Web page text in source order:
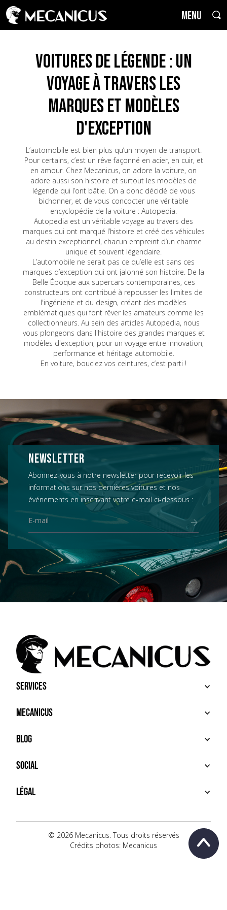
MENU
Voitures de Légende : un
voyage à travers les
marques et modèles
d'exception
L’automobile est bien plus qu’un moyen de transport.
Pour certains, c’est un rêve façonné en acier, en cuir, et
en amour. Chez Mecanicus, on adore la voiture, on
adore aussi son histoire et surtout les modèles de
légende qui l’ont bâtie. On a donc décidé de vous
bichonner, et de vous concocter une véritable
encyclopédie de la voiture : Autopedia.
Autopedia est un véritable voyage au travers des
marques qui ont marqué l’histoire et créé des véhicules
au destin exceptionnel, chacun empreint d’un charme
unique et souvent légendaire.
L’automobile ne serait pas ce qu’elle est sans ces
marques d’exception qui ont jalonné son histoire. De la
Belle Époque aux supercars contemporaines, ces
constructeurs ont contribué à repousser les limites de
l'ingénierie et du design, créant des modèles
emblématiques qui font rêver les amateurs comme les
collectionneurs. Au sein des articles Autopedia, nous
vous plongeons dans l'histoire des grandes marques et
modèles d'exception, pour un voyage entre innovation,
performance et héritage automobile.
En voiture, bouclez vos ceintures, c’est parti !
NEWSLETTER
Abonnez-vous à notre newsletter pour recevoir les
informations sur nos dernières voitures et nos
événements en inscrivant votre e-mail ci-dessous :
Services
ACHETER
VENDRE
SERVICES PREMIUM
Mecanicus
À PROPOS
HOUSE MECANICUS
CONTACT
Blog
NEWS
VIDÉOS
AUTOPÉDIA
Social
INSTAGRAM
TIKTOK
YOUTUBE
Légal
POLITIQUE DE CONFIDENTIALITÉ
© 2026 Mecanicus. Tous droits réservés
Crédits photos: Mecanicus